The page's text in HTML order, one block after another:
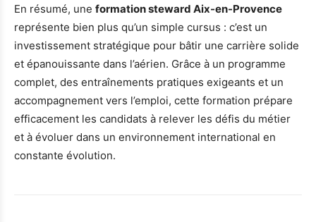
En résumé, une formation steward Aix-en-Provence
représente bien plus qu’un simple cursus : c’est un
investissement stratégique pour bâtir une carrière solide
et épanouissante dans l’aérien. Grâce à un programme
complet, des entraînements pratiques exigeants et un
accompagnement vers l’emploi, cette formation prépare
efficacement les candidats à relever les défis du métier
et à évoluer dans un environnement international en
constante évolution.